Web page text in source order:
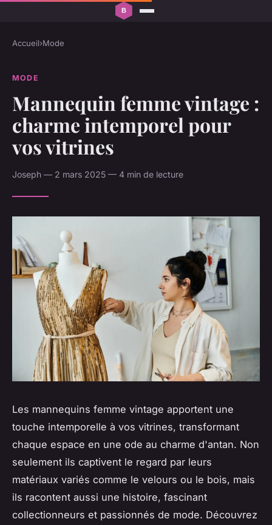
Accueil›Mode
MODE
Mannequin femme vintage :
charme intemporel pour
vos vitrines
Joseph — 2 mars 2025 — 4 min de lecture
Les mannequins femme vintage apportent une
touche intemporelle à vos vitrines, transformant
chaque espace en une ode au charme d'antan. Non
seulement ils captivent le regard par leurs
matériaux variés comme le velours ou le bois, mais
ils racontent aussi une histoire, fascinant
collectionneurs et passionnés de mode. Découvrez